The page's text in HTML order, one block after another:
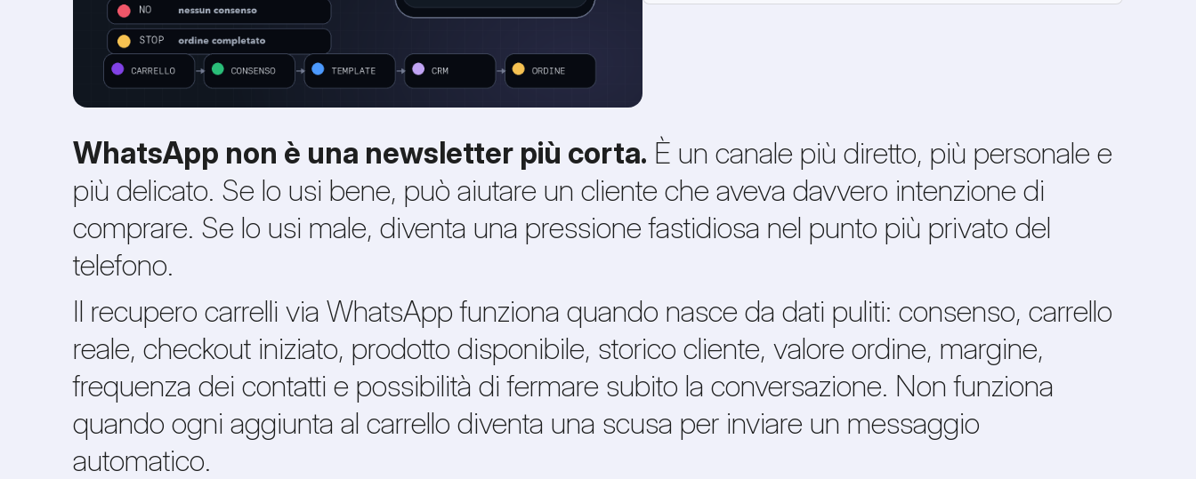
WhatsApp non è una newsletter più corta. È un canale più diretto, più personale e
più delicato. Se lo usi bene, può aiutare un cliente che aveva davvero intenzione di
comprare. Se lo usi male, diventa una pressione fastidiosa nel punto più privato del
telefono.
Il recupero carrelli via WhatsApp funziona quando nasce da dati puliti: consenso, carrello
reale, checkout iniziato, prodotto disponibile, storico cliente, valore ordine, margine,
frequenza dei contatti e possibilità di fermare subito la conversazione. Non funziona
quando ogni aggiunta al carrello diventa una scusa per inviare un messaggio
automatico.